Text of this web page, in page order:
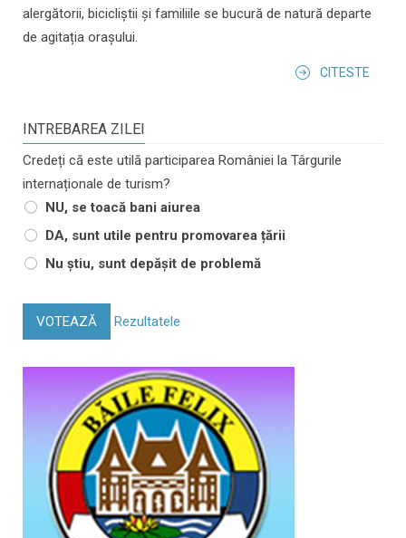
alergătorii, bicicliștii și familiile se bucură de natură departe
de agitația orașului.
CITESTE
INTREBAREA ZILEI
Credeți că este utilă participarea României la Târgurile
internaționale de turism?
NU, se toacă bani aiurea
DA, sunt utile pentru promovarea țării
Nu știu, sunt depășit de problemă
VOTEAZĂ Rezultatele